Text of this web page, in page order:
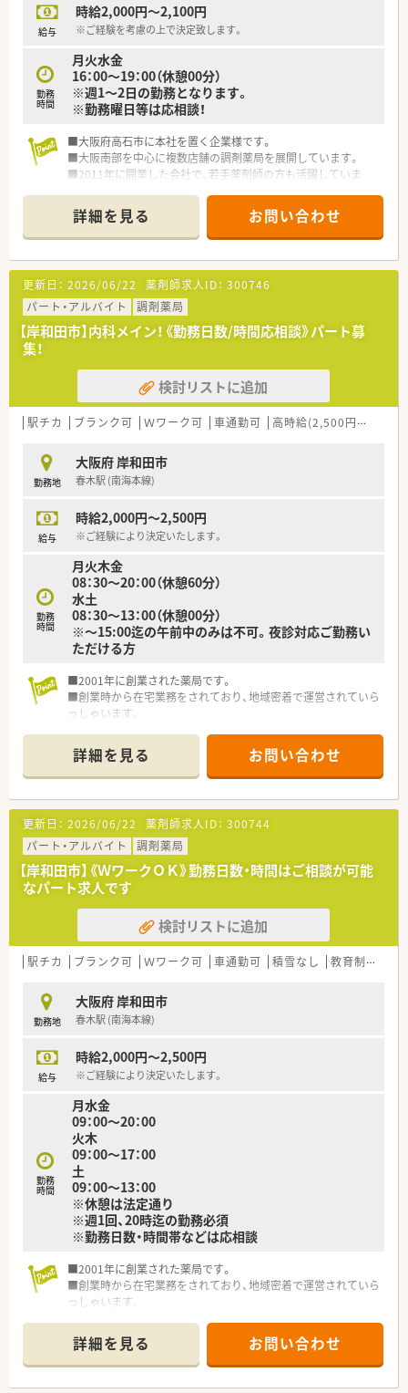
給与
時給2,000円～2,100円
※ご経験を考慮の上で決定致します。
勤務
時間
月火水金
16：00～19：00（休憩00分）
※週1～2日の勤務となります。
※勤務曜日等は応相談！
■大阪府高石市に本社を置く企業様です。
■大阪南部を中心に複数店舗の調剤薬局を展開しています。
■2011年に開業した会社で、若手薬剤師の方も活躍していま
■創業当時から在宅業務に注力されており、往診同行なども行っ
ております。
■医師との関係性も良好な為、疑義照会も行いやすい環境です。
■独立支援も行っておりますので、様々な経営ノウハウを教えて
頂けます。
詳細を見る お問い合わせ
更新日： 2026/06/22 薬剤師求人ID： 300746
パート・アルバイト
調剤薬局
【岸和田市】内科メイン！《勤務日数/時間応相談》パート募
集！
検討リストに追加
駅チカ ブランク可 Ｗワーク可 車通勤可 高時給(2,500円以上)
勤務地
大阪府 岸和田市
春木駅 (南海本線)
給与
時給2,000円～2,500円
※ご経験により決定いたします。
勤務
時間
月火木金
08：30～20：00（休憩60分）
水土
08：30～13：00（休憩00分）
※～15:00迄の午前中のみは不可。夜診対応ご勤務い
ただける方
■2001年に創業された薬局です。
■創業時から在宅業務をされており、地域密着で運営されていら
っしゃいます。
しゃる方でも安心してご勤務していただけます。
■医師との関係も良好な為、疑義照会も行いやすい環境です。
■独立支援も行っていますので、様々な経営ノウハウが学べま
す。
詳細を見る お問い合わせ
更新日： 2026/06/22 薬剤師求人ID： 300744
パート・アルバイト
調剤薬局
【岸和田市】《ＷワークＯＫ》勤務日数・時間はご相談が可能
なパート求人です
検討リストに追加
駅チカ ブランク可 Ｗワーク可 車通勤可 積雪なし 教育制度あり
勤務地
大阪府 岸和田市
春木駅 (南海本線)
給与
時給2,000円～2,500円
※ご経験により決定いたします。
勤務
時間
月水金
09：00～20：00
火木
09：00～17：00
土
09：00～13：00
※休憩は法定通り
※週1回、20時迄の勤務必須
※勤務日数・時間帯などは応相談
■2001年に創業された薬局です。
■創業時から在宅業務をされており、地域密着で運営されていら
っしゃいます。
しゃる方でも安心してご勤務していただけます。
■医師との関係も良好な為、疑義照会も行いやすい環境です。
■独立支援も行っていますので、様々な経営ノウハウが学べま
す。
詳細を見る お問い合わせ